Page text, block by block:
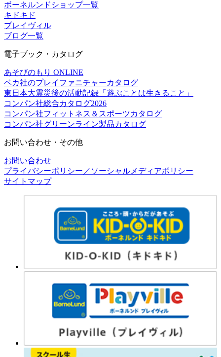
ボーネルンドショップ一覧
キドキド
プレイヴィル
ブログ一覧
電子ブック・カタログ
あそびのもり ONLINE
ベカ社のプレイファニチャーカタログ
東日本大震災後の活動記録「遊ぶことは生きること」
コンパン社総合カタログ2026
コンパン社フィットネス＆スポーツカタログ
コンパン社グリーンライン製品カタログ
お問い合わせ・その他
お問い合わせ
プライバシーポリシー／ソーシャルメディアポリシー
サイトマップ